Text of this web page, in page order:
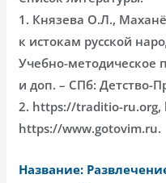
1. Князева О.Л.,
к истокам русской
Учебно-методическое
и доп. – СПб: Детство-
2. https://traditio-ru.org,
https://www.gotovim.ru.
Название: